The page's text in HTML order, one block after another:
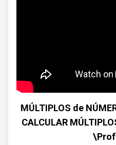
MÚLTIPLOS de
CALCULAR